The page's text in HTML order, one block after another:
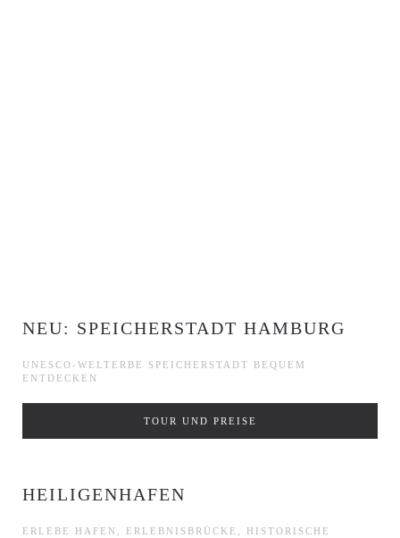
NEU: SPEICHERSTADT HAMBURG
UNESCO-WELTERBE SPEICHERSTADT BEQUEM
ENTDECKEN
TOUR UND PREISE
HEILIGENHAFEN
ERLEBE HAFEN, ERLEBNISBRÜCKE, HISTORISCHE